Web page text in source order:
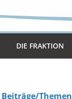
DIE FRAK­TION
Beiträge/Themen